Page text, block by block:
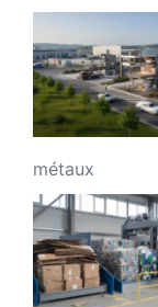
métaux